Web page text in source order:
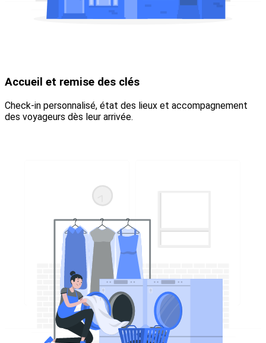
Accueil et remise des clés
Check-in personnalisé, état des lieux et accompagnement
des voyageurs dès leur arrivée.